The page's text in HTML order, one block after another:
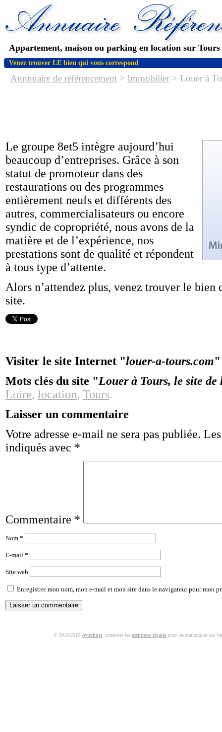
Appartement, maison ou parking en location sur Tours
Venez trouver LE bien qui vous correspond
Annnuaire de référencement > Immobilier > Louer à
Le groupe 8et5 intègre aujourd’hui
beaucoup d’entreprises. Grâce à son
statut de promoteur dans des
restaurations ou des programmes
entièrement neufs et différents des
autres, commercialisateurs ou encore
syndic de copropriété, nous avons de la
matière et de l’expérience, nos
prestations sont de qualité et répondent
à tous type d’attente.
Alors n’attendez plus, venez trouver le
site.
Visiter le site Internet "louer-a-tours.com
Mots clés du site "Louer à Tours, le site
Loire, location, Tours.
Laisser un commentaire
Votre adresse e-mail ne sera pas publiée.
indiqués avec *
Commentaire *
Nom *
E-mail *
Site web
Enregistrer mon nom, mon e-mail et mon site dans le navigateur pour mon
© 2010-2016 Aytechnet , consultez les mentions légales pour les statistiques sur